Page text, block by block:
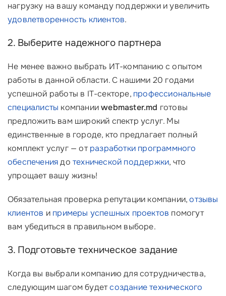
нагрузку на вашу команду поддержки и увеличить
удовлетворенность клиентов.
2. Выберите надежного партнера
Не менее важно выбрать ИТ-компанию с опытом
работы в данной области. С нашими 20 годами
успешной работы в IT-секторе, профессиональные
специалисты компанииwebmaster.md готовы
предложить вам широкий спектр услуг. Мы
единственные в городе, кто предлагает полный
комплект услуг — отразработки программного
обеспечениядотехнической поддержки, что
упрощает вашу жизнь!
Обязательная проверка репутации компании,отзывы
клиентов и примеры успешных проектов помогут
вам убедиться в правильном выборе.
3. Подготовьте техническое задание
Когда вы выбрали компанию для сотрудничества,
следующим шагом будетсоздание технического